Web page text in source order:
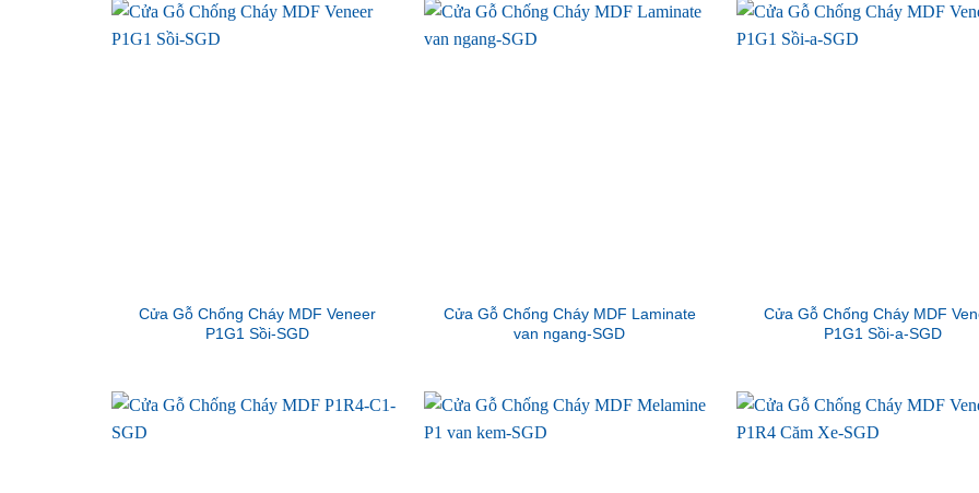
Cửa Gỗ Chống Cháy MDF Veneer
P1G1 Sồi-SGD
Cửa Gỗ Chống Cháy MDF Laminate
van ngang-SGD
Cửa Gỗ Chống Cháy MDF
P1G1 Sồi-a-SGD